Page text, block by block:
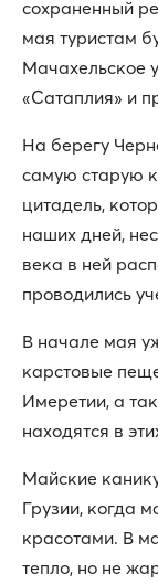
сохраненный
мая туристам
Мачахельское
«Сатаплия» и
На берегу
самую старую
цитадель,
наших дней,
века в ней
проводились
В начале мая
карстовые
Имеретии, а
находятся в
Майские
Грузии, когда
красотами. В
тепло, но не